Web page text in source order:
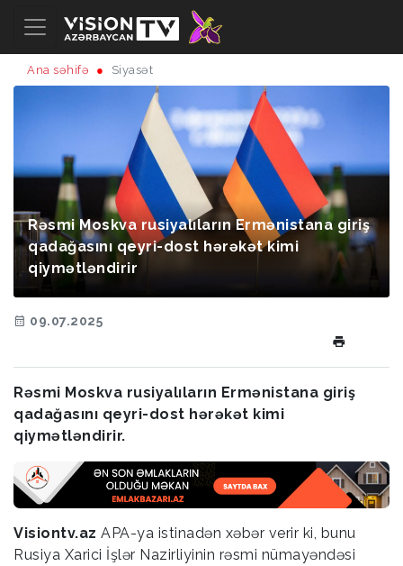
Ana səhifə Siyasət
Rəsmi Moskva rusiyalıların Ermənistana giriş
qadağasını qeyri-dost hərəkət kimi
qiymətləndirir
09.07.2025
Rəsmi Moskva rusiyalıların Ermənistana giriş
qadağasını qeyri-dost hərəkət kimi
qiymətləndirir.
Visiontv.az APA-ya istinadən xəbər verir ki, bunu
Rusiya Xarici İşlər Nazirliyinin rəsmi nümayəndəsi